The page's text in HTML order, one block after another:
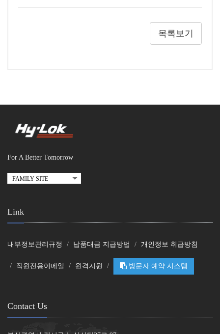
목록보기
For A Better Tomorrow
Link
내부정보관리규정 납품대금 지급방법 개인정보 취급방침
직원전용이메일 원격지원 방문자 예약 시스템
Contact Us